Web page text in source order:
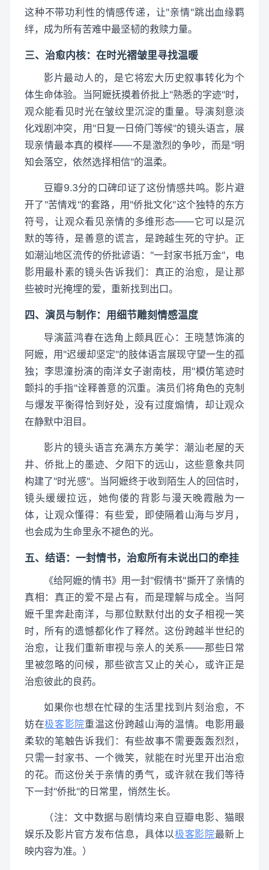
这种不带功利性的情感传递，让"亲情"跳出血缘羁
绊，成为所有苦难中最坚韧的救赎力量。
三、治愈内核：在时光褶皱里寻找温暖
影片最动人的，是它将宏大历史叙事转化为个
体生命体验。当阿嬷抚摸着侨批上"熟悉的字迹"时，
观众能看见时光在皱纹里沉淀的重量。导演刻意淡
化戏剧冲突，用"日复一日倚门等候"的镜头语言，展
现亲情最本真的模样——不是激烈的争吵，而是"明
知会落空，依然选择相信"的温柔。
豆瓣9.3分的口碑印证了这份情感共鸣。影片避
开了"苦情戏"的套路，用"侨批文化"这个独特的东方
符号，让观众看见亲情的多维形态——它可以是沉
默的等待，是善意的谎言，是跨越生死的守护。正
如潮汕地区流传的侨批谚语："一封家书抵万金"，电
影用最朴素的镜头告诉我们：真正的治愈，是让那
些被时光掩埋的爱，重新找到出口。
四、演员与制作：用细节雕刻情感温度
导演蓝鸿春在选角上颇具匠心：王晓慧饰演的
阿嬷，用"迟缓却坚定"的肢体语言展现守望一生的孤
独；李思潼扮演的南洋女子谢南枝，用"模仿笔迹时
颤抖的手指"诠释善意的沉重。演员们将角色的克制
与爆发平衡得恰到好处，没有过度煽情，却让观众
在静默中泪目。
影片的镜头语言充满东方美学：潮汕老屋的天
井、侨批上的墨迹、夕阳下的远山，这些意象共同
构建了"时光感"。当阿嬷终于收到陌生人的回信时，
镜头缓缓拉远，她佝偻的背影与漫天晚霞融为一
体，让观众懂得：有些爱，即使隔着山海与岁月，
也会成为生命里永不褪色的光。
五、结语：一封情书，治愈所有未说出口的牵挂
《给阿嬷的情书》用一封"假情书"撕开了亲情的
真相：真正的爱不是占有，而是理解与成全。当阿
嬷千里奔赴南洋，与那位默默付出的女子相视一笑
时，所有的遗憾都化作了释然。这份跨越半世纪的
治愈，让我们重新审视与亲人的关系——那些日常
里被忽略的问候，那些欲言又止的关心，或许正是
治愈彼此的良药。
如果你也想在忙碌的生活里找到片刻治愈，不
妨在极客影院重温这份跨越山海的温情。电影用最
柔软的笔触告诉我们：有些故事不需要轰轰烈烈，
只需一封家书、一个微笑，就能在时光里开出治愈
的花。而这份关于亲情的勇气，或许就在我们等待
下一封"侨批"的日常里，悄然生长。
（注：文中数据与剧情均来自豆瓣电影、猫眼
娱乐及影片官方发布信息，具体以极客影院最新上
映内容为准。）